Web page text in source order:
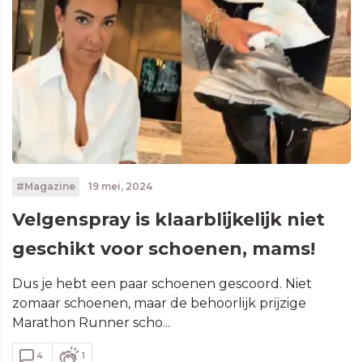
#Magazine 19 mei, 2024
Velgenspray is klaarblijkelijk niet
geschikt voor schoenen, mams!
Dus je hebt een paar schoenen gescoord. Niet
zomaar schoenen, maar de behoorlijk prijzige
Marathon Runner scho...
4 1